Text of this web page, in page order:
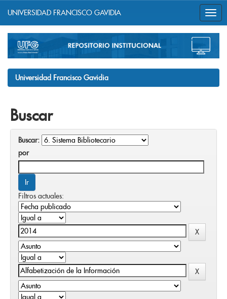
navigation
UNIVERSIDAD FRANCISCO GAVIDIA
Universidad Francisco Gavidia
Buscar
Buscar:
por
Filtros actuales: